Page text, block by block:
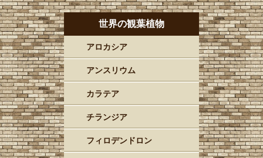
世界の観葉植物
アロカシア
アンスリウム
カラテア
チランジア
フィロデンドロン